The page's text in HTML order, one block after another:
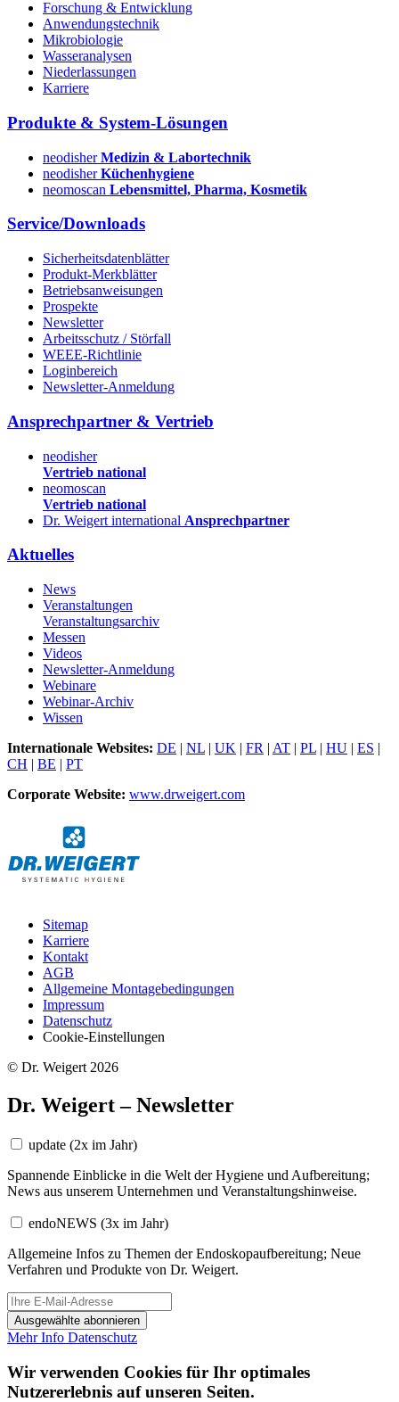
Forschung & Entwicklung
Anwendungstechnik
Mikrobiologie
Wasseranalysen
Niederlassungen
Karriere
Produkte & System-Lösungen
neodisherMedizin & Labortechnik
neodisherKüchenhygiene
neomoscan Lebensmittel, Pharma, Kosmetik
Service/Downloads
Sicherheitsdatenblätter
Produkt-Merkblätter
Betriebsanweisungen
Prospekte
Newsletter
Arbeitsschutz / Störfall
WEEE-Richtlinie
Loginbereich
Newsletter-Anmeldung
Ansprechpartner & Vertrieb
neodisher
Vertrieb national
neomoscan
Vertrieb national
Dr. Weigert international Ansprechpartner
Aktuelles
News
Veranstaltungen
Veranstaltungsarchiv
Messen
Videos
Newsletter-Anmeldung
Webinare
Webinar-Archiv
Wissen
Internationale Websites: DE | NL | UK | FR | AT | PL | HU | ES |
CH | BE | PT
Corporate Website: www.drweigert.com
Sitemap
Karriere
Kontakt
AGB
Allgemeine Montagebedingungen
Impressum
Datenschutz
Cookie-Einstellungen
© Dr. Weigert 2026
Dr. Weigert – Newsletter
update (2x im Jahr)
Spannende Einblicke in die Welt der Hygiene und Aufbereitung;
News aus unserem Unternehmen und Veranstaltungshinweise.
endoNEWS (3x im Jahr)
Allgemeine Infos zu Themen der Endoskopaufbereitung; Neue
Verfahren und Produkte von Dr. Weigert.
Ausgewählte abonnieren
Mehr Info Datenschutz
Wir verwenden Cookies für Ihr optimales
Nutzererlebnis auf unseren Seiten.